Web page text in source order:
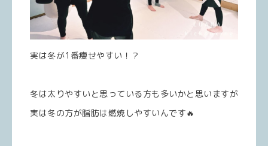
実は冬が1番痩せやすい！？
冬は太りやすいと思っている方も多いかと思いますが
実は冬の方が脂肪は燃焼しやすいんです🔥